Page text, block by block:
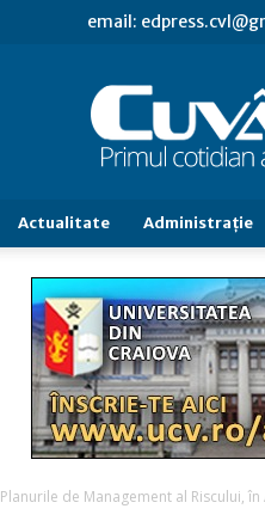
email:
Actualitate Administraţie
Planurile de Management al Riscului,